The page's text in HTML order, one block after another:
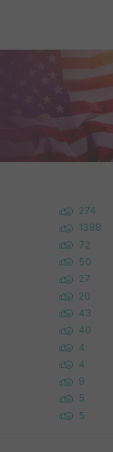
274
1388
72
50
27
20
43
40
4
4
9
5
5